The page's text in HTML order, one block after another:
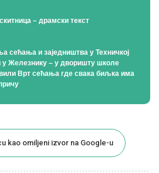
– драмски текст
сећања и заједништва у Техничкој
у Железнику – у дворишту школе
Врт сећања где свака биљка има
kao omiljeni izvor na Google-u